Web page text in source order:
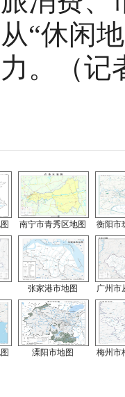
“休闲
。（记
南宁市青秀区地图 衡阳市
张家港市地图 广州市
溧阳市地图 梅州市